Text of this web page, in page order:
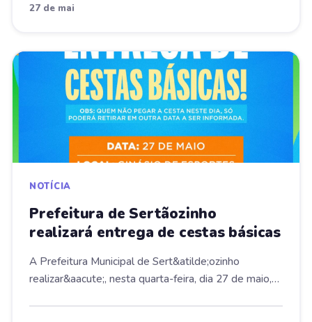
27 de mai
NOTÍCIA
Prefeitura de Sertãozinho
realizará entrega de cestas básicas
A Prefeitura Municipal de Sert&atilde;ozinho
realizar&aacute;, nesta quarta-feira, dia 27 de maio,